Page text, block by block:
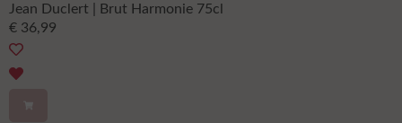
Jean Duclert | Brut Harmonie 75cl
€ 36,99